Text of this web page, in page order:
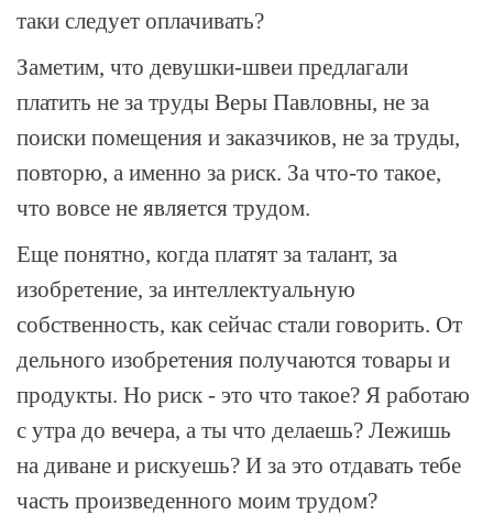
таки следует оплачивать?
Заметим, что девушки-швеи предлагали
платить не за труды Веры Павловны, не за
поиски помещения и заказчиков, не за труды,
повторю, а именно за риск. За что-то такое,
что вовсе не является трудом.
Еще понятно, когда платят за талант, за
изобретение, за интеллектуальную
собственность, как сейчас стали говорить. От
дельного изобретения получаются товары и
продукты. Но риск - это что такое? Я работаю
с утра до вечера, а ты что делаешь? Лежишь
на диване и рискуешь? И за это отдавать тебе
часть произведенного моим трудом?